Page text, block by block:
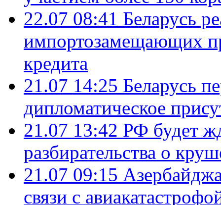
22.07 08:41 Беларусь
импортозамещающих
кредита
21.07 14:25 Беларусь
дипломатическое
21.07 13:42 РФ будет
разбирательства о
21.07 09:15
связи с